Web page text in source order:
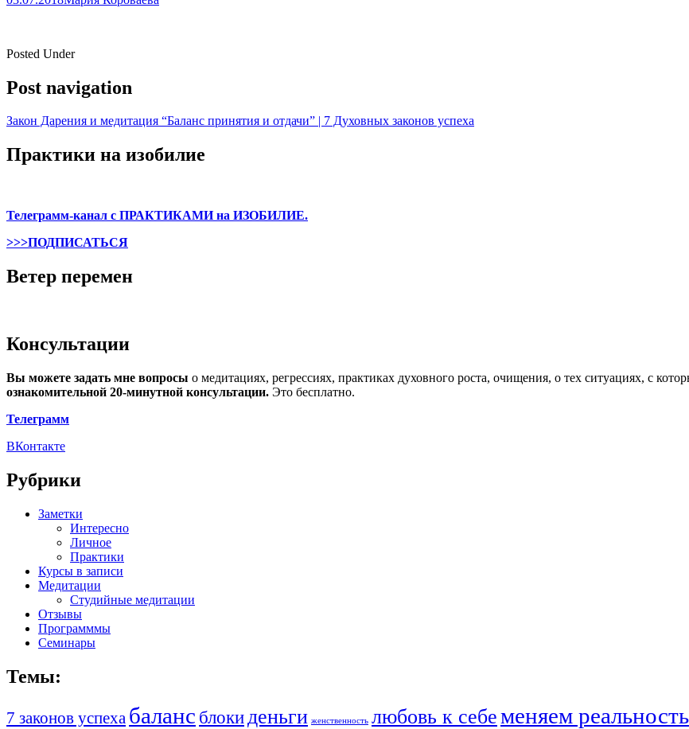
Posted Under
Post navigation
Закон Дарения и медитация “Баланс принятия и отдачи” | 7 Духовных законов успеха
Практики на изобилие
Телеграмм-канал с ПРАКТИКАМИ на ИЗОБИЛИЕ.
>>>ПОДПИСАТЬСЯ
Ветер перемен
Консультации
Вы можете задать мне вопросы о медитациях, регрессиях, практиках духовного роста, очищения, о тех ситуациях, с
ознакомительной 20-минутной консультации. Это бесплатно.
Телеграмм
ВКонтакте
Рубрики
Заметки
Интересно
Личное
Практики
Курсы в записи
Медитации
Студийные медитации
Отзывы
Программмы
Семинары
Темы:
7 законов успеха баланс блокиденьги женственность любовь к себеменяем реальность